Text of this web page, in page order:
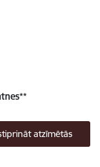
**
atzīmētās